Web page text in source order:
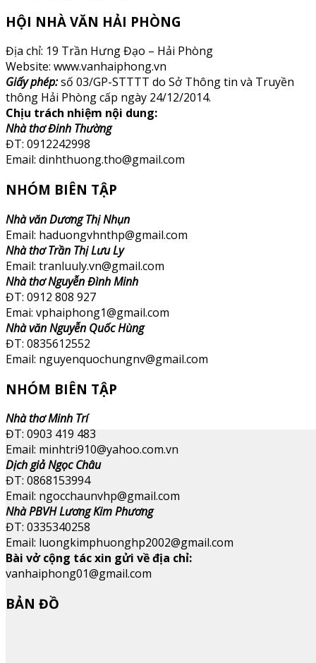
HỘI NHÀ VĂN HẢI PHÒNG
Địa chỉ: 19 Trần Hưng Đạo – Hải Phòng
Website: www.vanhaiphong.vn
Giấy phép:số 03/GP-STTTT do Sở Thông tin và Truyền
thông Hải Phòng cấp ngày 24/12/2014.
Chịu trách nhiệm nội dung:
Nhà thơ Đinh Thường
ĐT: 0912242998
Email: dinhthuong.tho@gmail.com
NHÓM BIÊN TẬP
Nhà văn Dương Thị Nhụn
Email: haduongvhnthp@gmail.com
Nhà thơ Trần Thị Lưu Ly
Email: tranluuly.vn@gmail.com
Nhà thơ Nguyễn Đình Minh
ĐT: 0912 808 927
Emai: vphaiphong1@gmail.com
Nhà văn Nguyễn Quốc Hùng
ĐT: 0835612552
Email: nguyenquochungnv@gmail.com
NHÓM BIÊN TẬP
Nhà thơ Minh Trí
ĐT: 0903 419 483
Email: minhtri910@yahoo.com.vn
Dịch giả Ngọc Châu
ĐT: 0868153994
Email: ngocchaunvhp@gmail.com
Nhà PBVH Lương Kim Phương
ĐT: 0335340258
Email: luongkimphuonghp2002@gmail.com
Bài vở cộng tác xin gửi về địa chỉ:
vanhaiphong01@gmail.com
BẢN ĐỒ